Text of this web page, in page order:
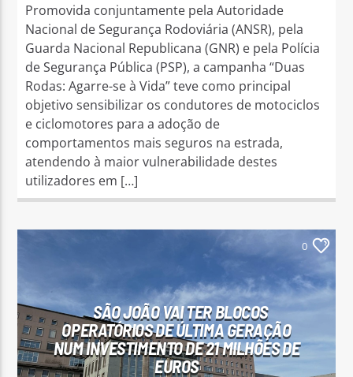
Promovida conjuntamente pela Autoridade
Nacional de Segurança Rodoviária (ANSR), pela
Guarda Nacional Republicana (GNR) e pela Polícia
de Segurança Pública (PSP), a campanha “Duas
Rodas: Agarre-se à Vida” teve como principal
objetivo sensibilizar os condutores de motociclos
e ciclomotores para a adoção de
comportamentos mais seguros na estrada,
atendendo à maior vulnerabilidade destes
utilizadores em […]
0
SÃO JOÃO VAI TER BLOCOS
OPERATÓRIOS DE ÚLTIMA GERAÇÃO
NUM INVESTIMENTO DE 21 MILHÕES DE
EUROS